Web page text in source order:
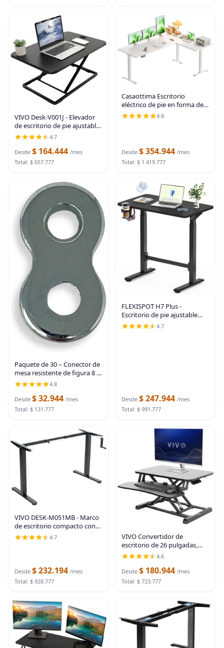
VIVO Desk-V001J - Elevador
de escritorio de pie ajustable
en altura superior, ultra
delgado, convertidor de
escritorio compacto para
monitor o Negro
4.7
Desde $ 164.444 /mes
Total: $ 657.777
Casaottima Escritorio
eléctrico de pie en forma de L
de 63 pulgadas, escritorio
4.8
Desde $ 354.944 /mes
Total: $ 1.419.777
Paquete de 30 – Conector de
mesa resistente de figura 8 o
clip de sujeción para
escritorio, acero grueso de
calibre 12
4.8
Desde $ 32.944 /mes
Total: $ 131.777
FLEXISPOT H7 Plus -
Escritorio de pie ajustable
con resorte de gas, estación
de trabajo móvil con rueda,
4.7
Desde $ 247.944 /mes
Total: $ 991.777
VIVO DESK-M051MB - Marco
de escritorio compacto con
manivela, color negro | Para
mesas de 37 a 77 pulgadas,
4.7
Desde $ 232.194 /mes
Total: $ 928.777
VIVO Convertidor de
escritorio de 26 pulgadas,
Serie K, elevador ajustable de
sentado a parado, estación
de trabajo para dos
monitores y laptop con
4.6
Desde $ 180.944 /mes
Total: $ 723.777